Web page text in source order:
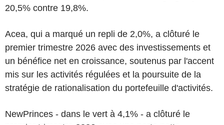
20,5% contre 19,8%.
Acea, qui a marqué un repli de 2,0%, a clôturé le
premier trimestre 2026 avec des investissements et
un bénéfice net en croissance, soutenus par l'accent
mis sur les activités régulées et la poursuite de la
stratégie de rationalisation du portefeuille d'activités.
NewPrinces - dans le vert à 4,1% - a clôturé le